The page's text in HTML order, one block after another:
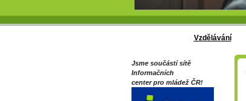
Vzdělávání
Jsme součástí sítě
Informačních
center pro mládež ČR!